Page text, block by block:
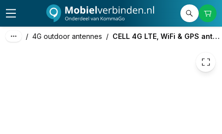
/ 4G outdoor antennes / CELL 4G LTE, WiFi & GPS antenne
49,00 excl. btw
59,29 incl. btw